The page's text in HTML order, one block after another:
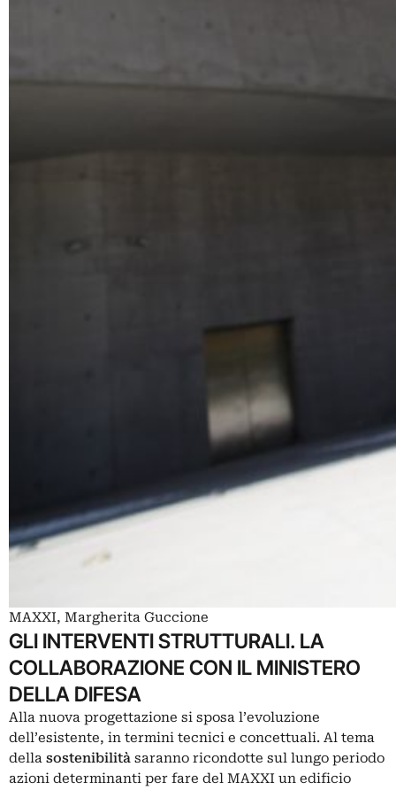
MAXXI, Margherita Guccione
GLI INTERVENTI STRUTTURALI. LA
COLLABORAZIONE CON IL MINISTERO
DELLA DIFESA
Alla nuova progettazione si sposa l’evoluzione
dell’esistente, in termini tecnici e concettuali. Al tema
della sostenibilità saranno ricondotte sul lungo periodo
azioni determinanti per fare del MAXXI un edificio